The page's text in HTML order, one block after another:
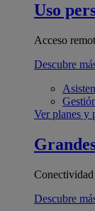
Uso
Acceso
Descubre
Ver planes y
Conectividad
Descubre